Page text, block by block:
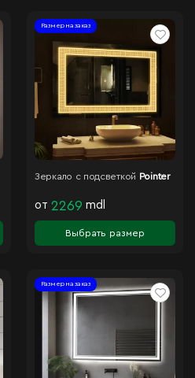
Размер на заказ
Зеркало с подсветкой Pointer
от 2269 mdl
Выбрать размер
Размер на заказ